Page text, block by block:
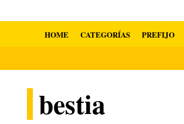
HOME CATEGORÍAS PREFIJO
bestia